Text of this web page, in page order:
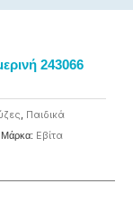
243066
, Παιδικά
Μάρκα: Eβίτα